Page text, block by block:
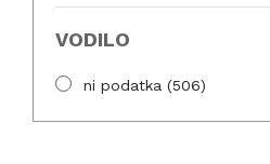
VODILO
ni podatka (506)